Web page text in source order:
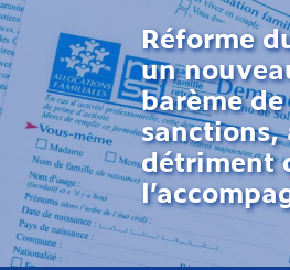
Réforme
un
barème de
sanctions,
détriment